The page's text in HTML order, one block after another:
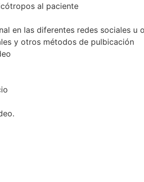
al paciente
en las diferentes redes sociales u
y otros métodos de pulbicación